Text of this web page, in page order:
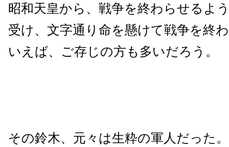
昭和天皇から、戦争を終わらせるよ
受け、文字通り命を懸けて戦争を終
いえば、ご存じの方も多いだろう。
その鈴木、元々は生粋の軍人だった。